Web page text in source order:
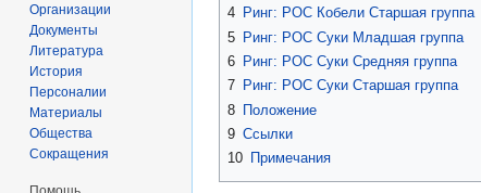
4 Ринг: РОС Кобели Старшая группа
5 Ринг: РОС Суки Младшая группа
6 Ринг: РОС Суки Средняя группа
7 Ринг: РОС Суки Старшая группа
8 Положение
9 Ссылки
10 Примечания
Организации
Документы
Литература
История
Персоналии
Материалы
Общества
Сокращения